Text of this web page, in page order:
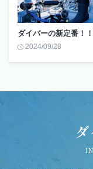
ダイバーの新定番！
2024/09/28